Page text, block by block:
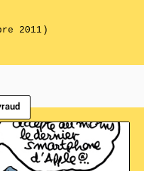
2011)